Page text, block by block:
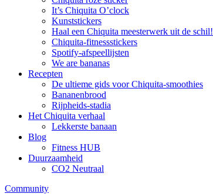
It’s Chiquita O’clock
Kunststickers
Haal een Chiquita meesterwerk uit de schil!
Chiquita-fitnessstickers
Spotify-afspeellijsten
We are bananas
Recepten
De ultieme gids voor Chiquita-smoothies
Bananenbrood
Rijpheids-stadia
Het Chiquita verhaal
Lekkerste banaan
Blog
Fitness HUB
Duurzaamheid
CO2 Neutraal
Community